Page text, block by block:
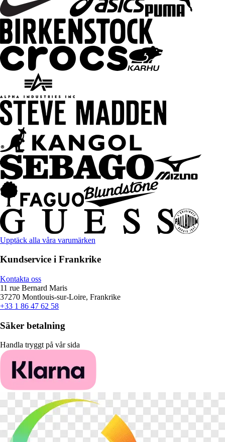
Upptäck alla våra varumärken
Kundservice i Frankrike
Kontakta oss
11 rue Bernard Maris
37270 Montlouis-sur-Loire, Frankrike
+33 1 86 47 62 58
Säker betalning
Handla tryggt på vår sida